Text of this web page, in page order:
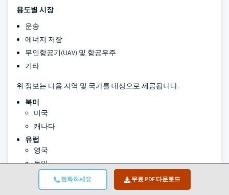
전화하세요 무료 PDF 다운로드
용도별 시장
운송
에너지 저장
무인항공기(UAV) 및 항공우주
기타
위 정보는 다음 지역 및 국가를 대상으로 제공됩니다.
북미
미국
캐나다
유럽
영국
독일
프랑스
벨기에